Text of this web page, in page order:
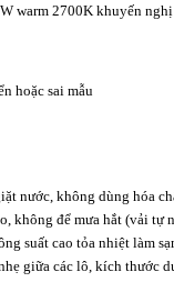
warm 2700K khuyến nghị
hoặc sai mẫu
nước, không dùng hóa
không để mưa hắt (vải tự
suất cao tỏa nhiệt làm
giữa các lô, kích thước